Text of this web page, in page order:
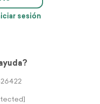
sesión